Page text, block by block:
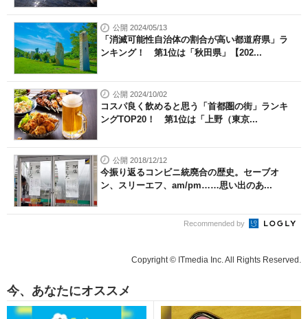
公開 2024/05/13
「消滅可能性自治体の割合が高い都道府県」ラ
ンキング！ 第1位は「秋田県」【202...
公開 2024/10/02
コスパ良く飲めると思う「首都圏の街」ランキ
ングTOP20！ 第1位は「上野（東京...
公開 2018/12/12
今振り返るコンビニ統廃合の歴史。セーブオ
ン、スリーエフ、am/pm……思い出のあ...
Recommended by
Copyright © ITmedia Inc. All Rights Reserved.
今、あなたにオススメ